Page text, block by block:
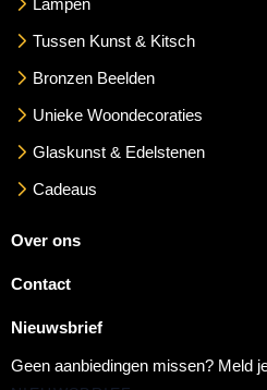
Tussen Kunst & Kitsch
Bronzen Beelden
Unieke Woondecoraties
Glaskunst & Edelstenen
Cadeaus
Over ons
Contact
Nieuwsbrief
Geen aanbiedingen missen? Meld